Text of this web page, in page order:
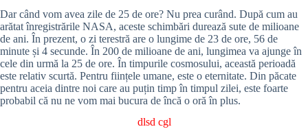
Dar când vom avea zile de 25 de ore? Nu prea curând. După cum au
arătat înregistrările NASA, aceste schimbări durează sute de milioane
de ani. În prezent, o zi terestră are o lungime de 23 de ore, 56 de
minute și 4 secunde. În 200 de milioane de ani, lungimea va ajunge în
cele din urmă la 25 de ore. În timpurile cosmosului, această perioadă
este relativ scurtă. Pentru ființele umane, este o eternitate. Din păcate
pentru aceia dintre noi care au puțin timp în timpul zilei, este foarte
probabil că nu ne vom mai bucura de încă o oră în plus.
dlsd cgl